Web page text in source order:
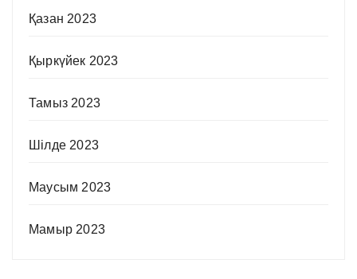
Қазан 2023
Қыркүйек 2023
Тамыз 2023
Шілде 2023
Маусым 2023
Мамыр 2023